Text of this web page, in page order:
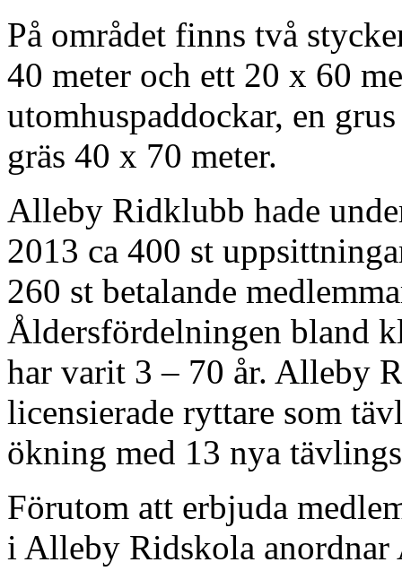
På området finns två
40 meter och ett 20 x 60
utomhuspaddockar, en
gräs 40 x 70 meter.
Alleby Ridklubb hade
2013 ca 400 st
260 st betalande
Åldersfördelningen bland
har varit 3 – 70 år. Alleby
licensierade ryttare som
ökning med 13 nya
Förutom att erbjuda
i Alleby Ridskola